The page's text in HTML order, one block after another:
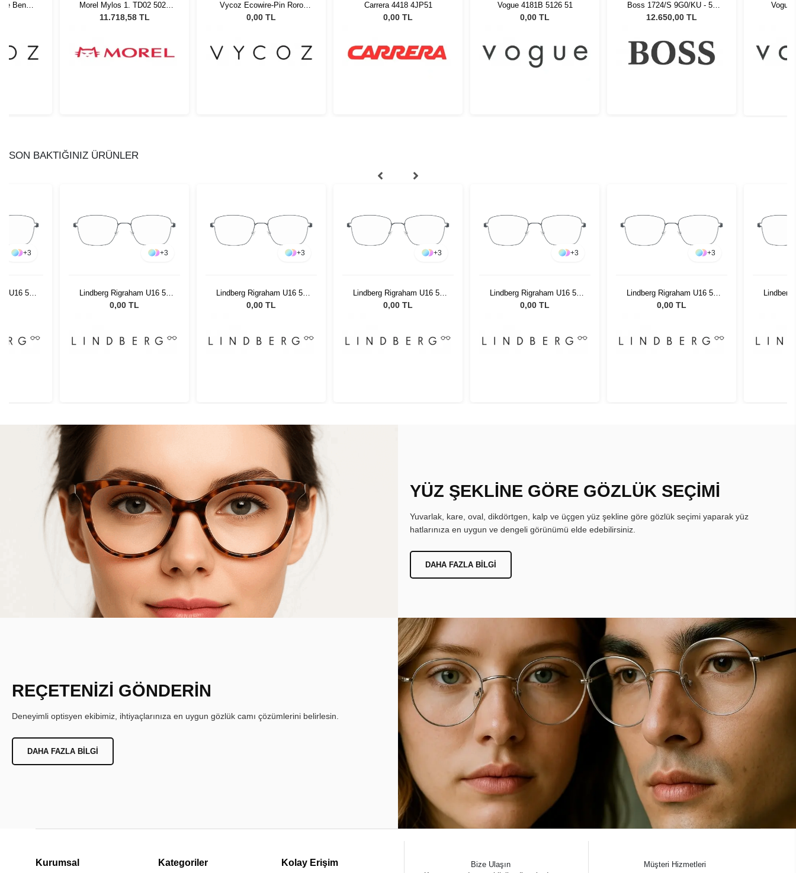
Benn
Morel Mylos 1. TD02 5021
Unisex Güneş Gözlüğü
11.718,58 TL
Vycoz Ecowire-Pin Roro
RED 46-22 51526
0,00 TL
Carrera 4418 4JP51
0,00 TL
Vogue 4181B 5126 51
0,00 TL
Boss 1724/S 9G0/KU - 55
Unisex Güneş Gözlüğü
12.650,00 TL
Vogue
SON BAKTIĞINIZ ÜRÜNLER
+3
U16 52
+3
Lindberg Rigraham U16 52
145
0,00 TL
+3
Lindberg Rigraham U16 52
145
0,00 TL
+3
Lindberg Rigraham U16 52
145
0,00 TL
+3
Lindberg Rigraham U16 52
145
0,00 TL
+3
Lindberg Rigraham U16 52
145
0,00 TL
Lindberg
YÜZ ŞEKLİNE GÖRE GÖZLÜK SEÇİMİ
Yuvarlak, kare, oval, dikdörtgen, kalp ve üçgen yüz şekline göre gözlük seçimi yaparak yüz
hatlarınıza en uygun ve dengeli görünümü elde edebilirsiniz.
DAHA FAZLA BILGI
REÇETENİZİ GÖNDERİN
Deneyimli optisyen ekibimiz, ihtiyaçlarınıza en uygun gözlük camı çözümlerini belirlesin.
DAHA FAZLA BILGI
Kurumsal Kategoriler Kolay Erişim
Bize Ulaşın
Müşteri Hizmetleri